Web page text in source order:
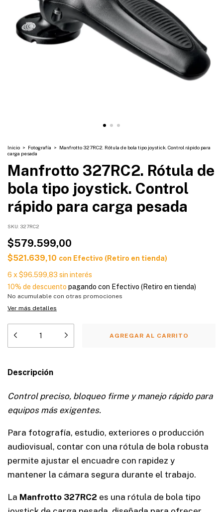
Inicio > Fotografía > Manfrotto 327RC2. Rótula de bola tipo joystick. Control rápido para
carga pesada
Manfrotto 327RC2. Rótula de
bola tipo joystick. Control
rápido para carga pesada
SKU: 327RC2
$579.599,00
$521.639,10 con Efectivo (Retiro en tienda)
6 x $96.599,83 sin interés
10% de descuento pagando con Efectivo (Retiro en tienda)
No acumulable con otras promociones
Ver más detalles
Descripción
Control preciso, bloqueo firme y manejo rápido para
equipos más exigentes.
Para fotografía, estudio, exteriores o producción
audiovisual, contar con una rótula de bola robusta
permite ajustar el encuadre con rapidez y
mantener la cámara segura durante el trabajo.
La Manfrotto 327RC2 es una rótula de bola tipo